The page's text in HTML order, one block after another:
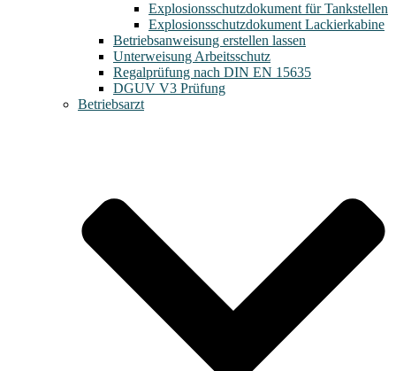
Explosionsschutzdokument für Tankstellen
Explosionsschutzdokument Lackierkabine
Betriebsanweisung erstellen lassen
Unterweisung Arbeitsschutz
Regalprüfung nach DIN EN 15635
DGUV V3 Prüfung
Betriebsarzt